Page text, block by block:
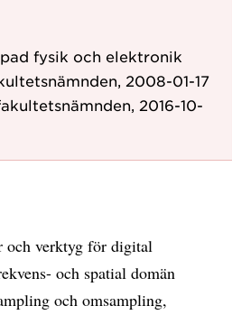
fysik och elektronik
2008-01-17
2016-10-
och verktyg för digital
och spatial domän
och omsampling,